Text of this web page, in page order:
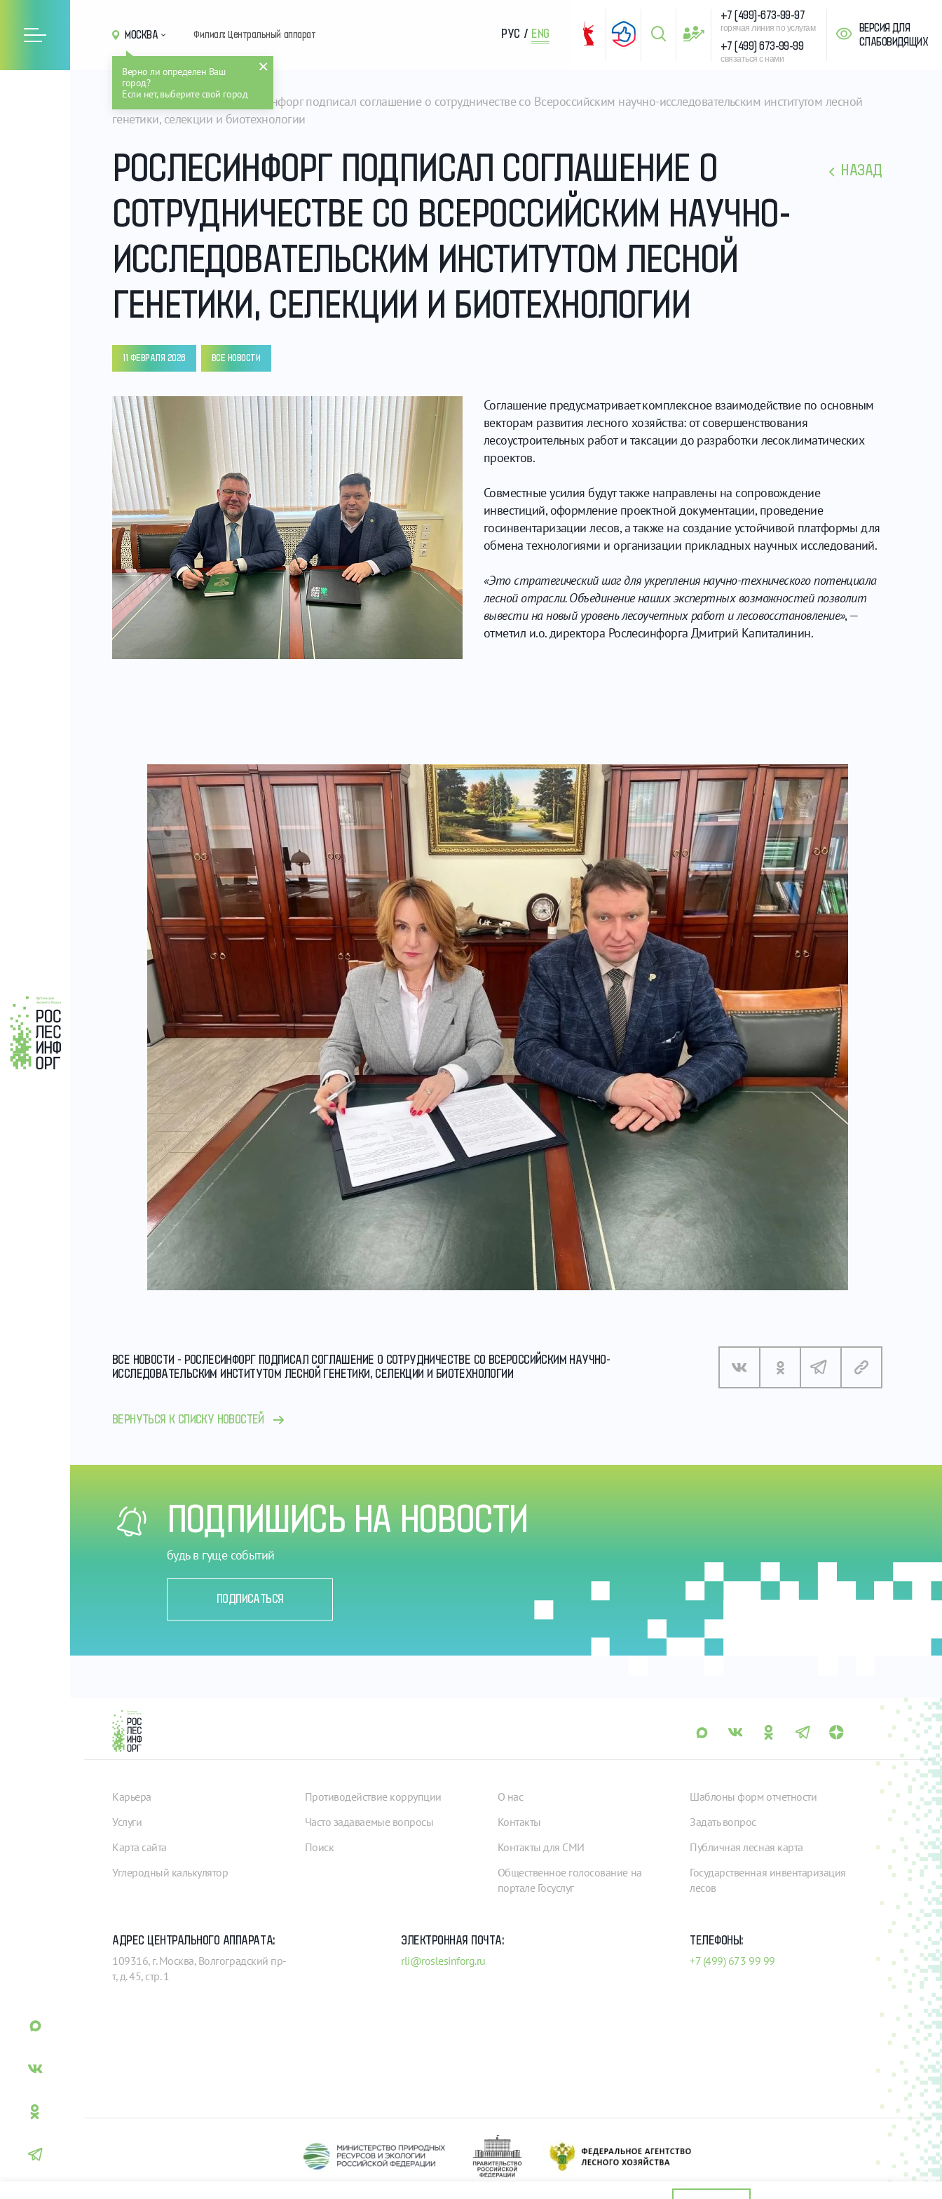
МОСКВА
Верно ли определен Ваш
город?
Если нет, выберите свой город
Филиал: Центральный аппарат РУС / ENG
+7 (499)-673-99-97
горячая линия по услугам
+7 (499) 673-99-99
связаться с нами
ВЕРСИЯ ДЛЯ
СЛАБОВИДЯЩИХ
Главная Новости
Рослесинфорг подписал соглашение о сотрудничестве со Всероссийским научно-исследовательским институтом лесной
генетики, селекции и биотехнологии
РОСЛЕСИНФОРГ ПОДПИСАЛ СОГЛАШЕНИЕ О
СОТРУДНИЧЕСТВЕ СО ВСЕРОССИЙСКИМ НАУЧНО-
ИССЛЕДОВАТЕЛЬСКИМ ИНСТИТУТОМ ЛЕСНОЙ
ГЕНЕТИКИ, СЕЛЕКЦИИ И БИОТЕХНОЛОГИИ
НАЗАД
11 ФЕВРАЛЯ 2026 ВСЕ НОВОСТИ
Соглашение предусматривает комплексное взаимодействие по основным
векторам развития лесного хозяйства: от совершенствования
лесоустроительных работ и таксации до разработки лесоклиматических
проектов.
Совместные усилия будут также направлены на сопровождение
инвестиций, оформление проектной документации, проведение
госинвентаризации лесов, а также на создание устойчивой платформы для
обмена технологиями и организации прикладных научных исследований.
«Это стратегический шаг для укрепления научно-технического потенциала
лесной отрасли. Объединение наших экспертных возможностей позволит
вывести на новый уровень лесоучетных работ и лесовосстановление», —
отметил и.о. директора Рослесинфорга Дмитрий Капиталинин.
ВСЕ НОВОСТИ - РОСЛЕСИНФОРГ ПОДПИСАЛ СОГЛАШЕНИЕ О СОТРУДНИЧЕСТВЕ СО ВСЕРОССИЙСКИМ НАУЧНО-
ИССЛЕДОВАТЕЛЬСКИМ ИНСТИТУТОМ ЛЕСНОЙ ГЕНЕТИКИ, СЕЛЕКЦИИ И БИОТЕХНОЛОГИИ
ВЕРНУТЬСЯ К СПИСКУ НОВОСТЕЙ
ПОДПИШИСЬ НА НОВОСТИ
будь в гуще событий
ПОДПИСАТЬСЯ
Карьера
Услуги
Карта сайта
Углеродный калькулятор
Противодействие коррупции
Часто задаваемые вопросы
Поиск
О нас
Контакты
Контакты для СМИ
Общественное голосование на
портале Госуслуг
Шаблоны форм отчетности
Задать вопрос
Публичная лесная карта
Государственная инвентаризация
лесов
АДРЕС ЦЕНТРАЛЬНОГО АППАРАТА:
109316, г. Москва, Волгоградский пр-
т, д. 45, стр. 1
ЭЛЕКТРОННАЯ ПОЧТА:
rli@roslesinforg.ru
ТЕЛЕФОНЫ:
+7 (499) 673 99 99